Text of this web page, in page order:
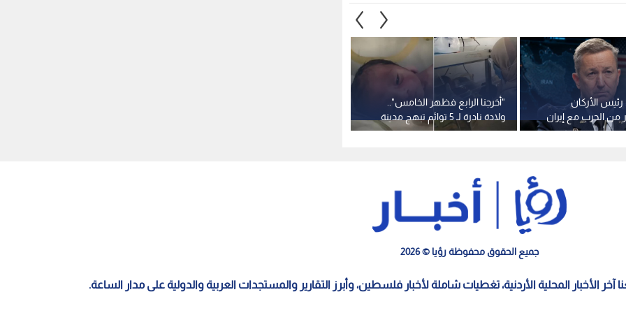
"أخرجنا الرابع فظهر الخامس"..
ولادة نادرة لـ 5 توائم تبهج مدينة
تعز في اليمن
الأركان
من الحرب مع إيران
"مخرج عاجل"
جميع الحقوق محفوظة رؤيا © 2026
آخر الأخبار المحلية الأردنية، تغطيات شاملة لأخبار فلسطين، وأبرز التقارير والمستجدات العربية والدولية على مدار الساعة.